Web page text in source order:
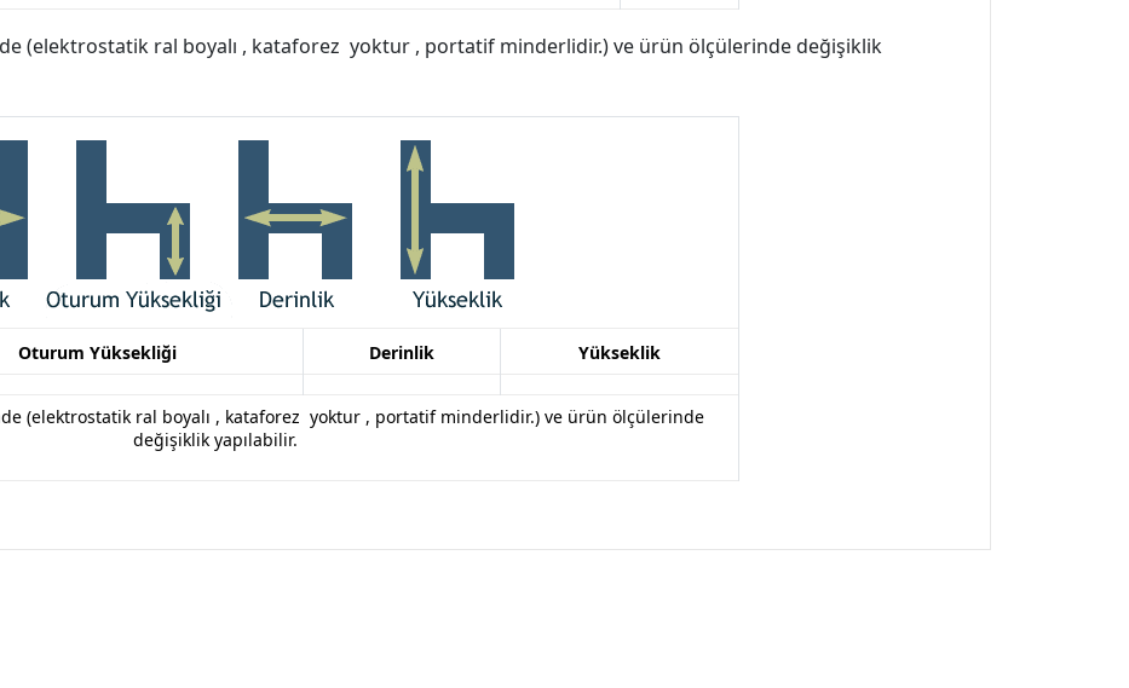
(elektrostatik ral boyalı , kataforez yoktur , portatif minderlidir.) ve ürün ölçülerinde değişiklik
Oturum Yüksekliği Derinlik Yükseklik
(elektrostatik ral boyalı , kataforez yoktur , portatif minderlidir.) ve ürün ölçülerinde
değişiklik yapılabilir.